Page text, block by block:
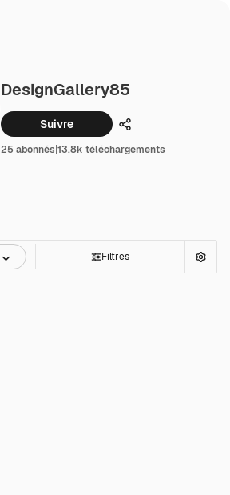
DesignGallery85
Suivre Partager
25 abonnés|13.8k téléchargements
Filtres